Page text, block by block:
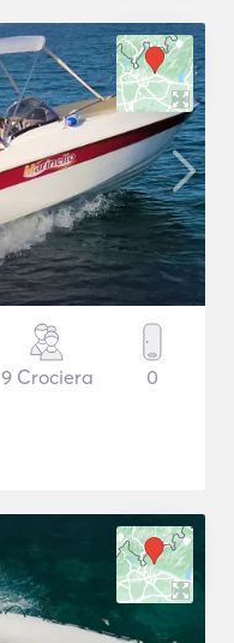
9 Crociera 0